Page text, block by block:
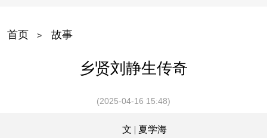
首页 > 故事
乡贤刘静生传奇
(2025-04-16 15:48)
文 | 夏学海